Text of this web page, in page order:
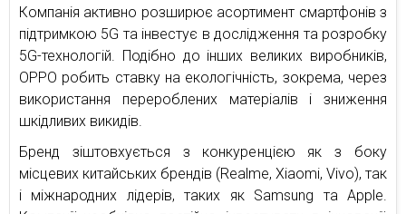
Компанія активно розширює асортимент смартфонів з
підтримкою 5G та інвестує в дослідження та розробку
5G-технологій. Подібно до інших великих виробників,
OPPO робить ставку на екологічність, зокрема, через
використання перероблених матеріалів і зниження
шкідливих викидів.
Бренд зіштовхується з конкуренцією як з боку
місцевих китайських брендів (Realme, Xiaomi, Vivo), так
і міжнародних лідерів, таких як Samsung та Apple.